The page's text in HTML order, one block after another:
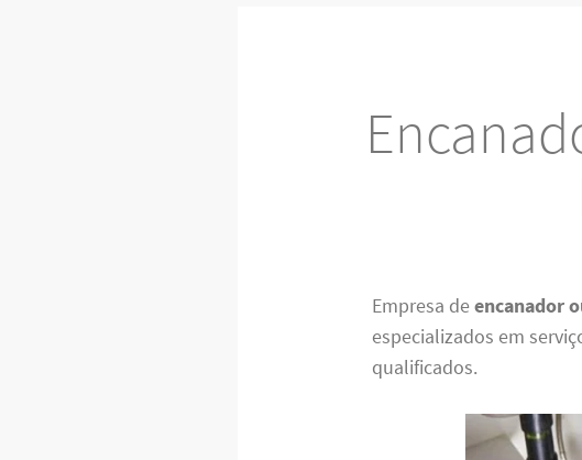
Empresa deencanador
especializados em
qualificados.